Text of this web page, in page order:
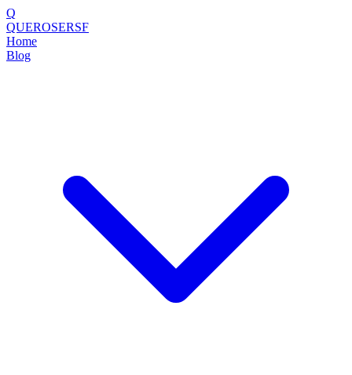
Q
QUEROSERSF
Home
Blog